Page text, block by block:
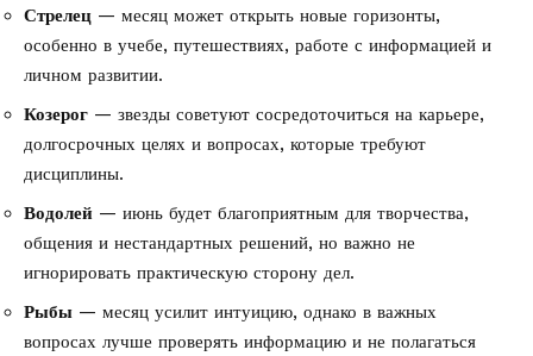
Стрелец — месяц может открыть новые горизонты,
особенно в учебе, путешествиях, работе с информацией и
личном развитии.
Козерог — звезды советуют сосредоточиться на карьере,
долгосрочных целях и вопросах, которые требуют
дисциплины.
Водолей — июнь будет благоприятным для творчества,
общения и нестандартных решений, но важно не
игнорировать практическую сторону дел.
Рыбы — месяц усилит интуицию, однако в важных
вопросах лучше проверять информацию и не полагаться